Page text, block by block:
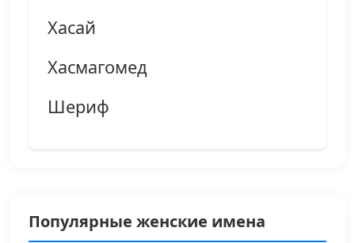
Хасай
Хасмагомед
Шериф
Популярные женские имена